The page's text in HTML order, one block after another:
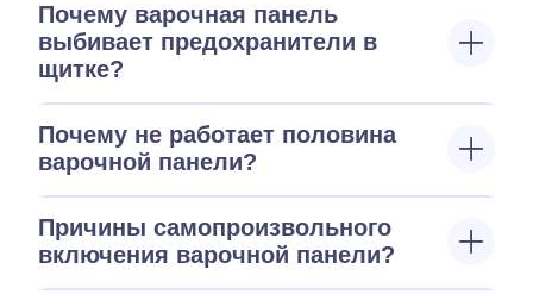
Почему варочная панель
выбивает предохранители в
щитке?
Почему не работает половина
варочной панели?
Причины самопроизвольного
включения варочной панели?